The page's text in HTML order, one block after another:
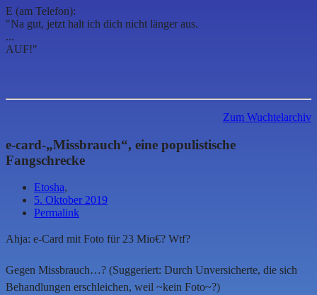
E (am Telefon):
"Na gut, jetzt halt ich dich nicht länger aus.
...
AUF!"
Zum Wuchtelarchiv
e-card-„Missbrauch“, eine populistische
Fangschrecke
Etosha,
5. Oktober 2019
Permalink
Ahja: e-Card mit Foto für 23 Mio€? Wtf?
Gegen Missbrauch…? (Suggeriert: Durch Unversicherte, die sich
Behandlungen erschleichen, weil ~kein Foto~?)